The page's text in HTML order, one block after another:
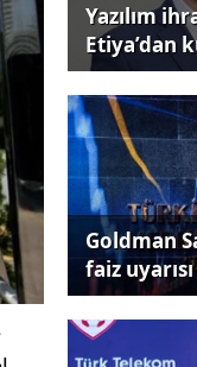
Yazılım
Etiya’dan
Goldman
faiz uyarısı